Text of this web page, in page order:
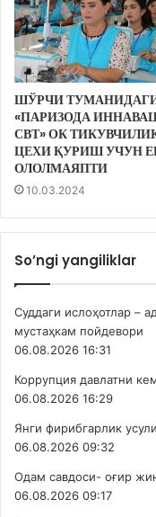
ШЎРЧИ
«ПАРИЗОДА
СВТ» ОК
ЦЕХИ ҚУРИШ УЧУН
ОЛОЛМАЯПТИ
10.03.2024
So’ngi yangiliklar
Суддаги ислоҳотлар –
мустаҳкам пойдевори
06.08.2026 16:31
Коррупция давлатни
06.08.2026 16:29
Янги фирибгарлик
06.08.2026 09:32
Одам савдоси- оғир
06.08.2026 09:17